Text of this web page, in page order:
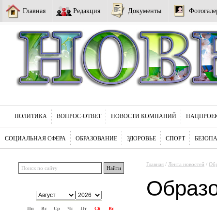
Главная Редакция Документы
ПОЛИТИКА ВОПРОС-ОТВЕТ НОВОСТИ КОМПАНИЙ
СОЦИАЛЬНАЯ СФЕРА ОБРАЗОВАНИЕ ЗДОРОВЬЕ СПОРТ
Пн Вт Ср Чт Пт Сб Вс
Главная / Лента новостей /